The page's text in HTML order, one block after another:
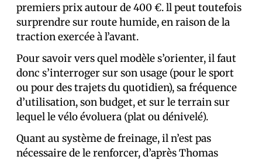
premiers prix autour de 400 €. ll peut toutefois
surprendre sur route humide, en raison de la
traction exercée à l’avant.
Pour savoir vers quel modèle s’orienter, il faut
donc s’interroger sur son usage (pour le sport
ou pour des trajets du quotidien), sa fréquence
d’utilisation, son budget, et sur le terrain sur
lequel le vélo évoluera (plat ou dénivelé).
Quant au système de freinage, il n’est pas
nécessaire de le renforcer, d’après Thomas